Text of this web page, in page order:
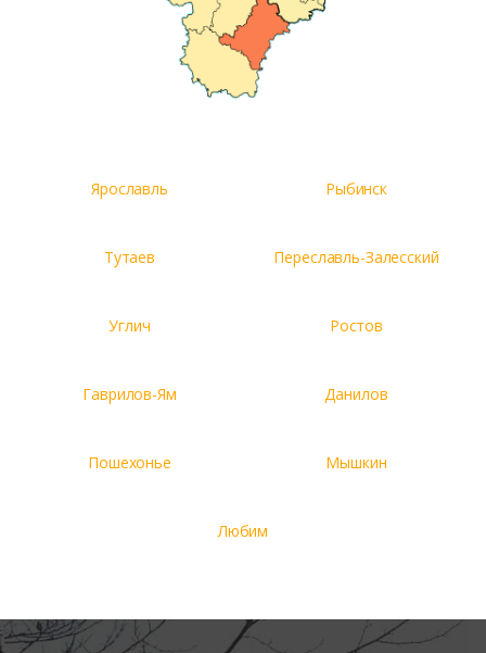
Ярославль Рыбинск
Тутаев Переславль-Залесский
Углич Ростов
Гаврилов-Ям Данилов
Пошехонье Мышкин
Любим